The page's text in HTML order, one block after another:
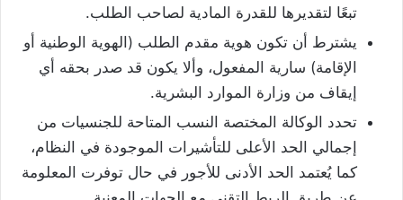
تبعًا لتقديرها للقدرة المادية لصاحب الطلب.
يشترط أن تكون هوية مقدم الطلب (الهوية الوطنية أو
الإقامة) سارية المفعول، وألا يكون قد صدر بحقه أي
إيقاف من وزارة الموارد البشرية.
تحدد الوكالة المختصة النسب المتاحة للجنسيات من
إجمالي الحد الأعلى للتأشيرات الموجودة في النظام،
كما يُعتمد الحد الأدنى للأجور في حال توفرت المعلومة